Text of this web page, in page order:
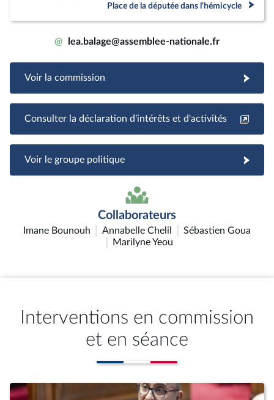
Place de la députée dans l'hémicycle
@ lea.balage@assemblee-nationale.fr
Voir la commission
Consulter la déclaration d'intérêts et d'activités
Voir le groupe politique
Collaborateurs
Imane Bounouh Annabelle Chelil
Sébastien Goua
Marilyne Yeou
Interventions en commission
et en séance